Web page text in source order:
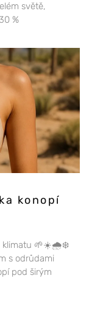
světě,
%
konopí
klimatu 🌱☀️🌧️❄️
s odrůdami
pod širým